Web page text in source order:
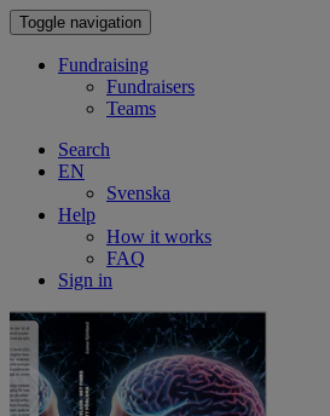
Toggle navigation
Fundraising
Fundraisers
Teams
Search
EN
Svenska
Help
How it works
FAQ
Sign in